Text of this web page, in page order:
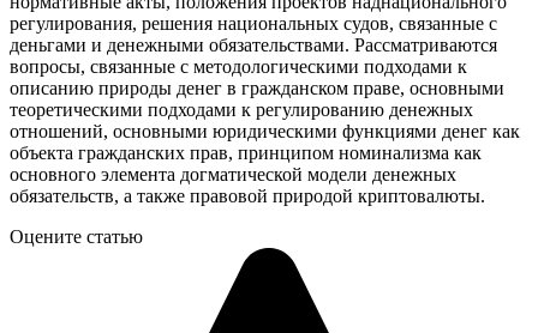
регулирования, решения национальных судов, связанные с
деньгами и денежными обязательствами. Рассматриваются
вопросы, связанные с методологическими подходами к
описанию природы денег в гражданском праве, основными
теоретическими подходами к регулированию денежных
отношений, основными юридическими функциями денег как
объекта гражданских прав, принципом номинализма как
основного элемента догматической модели денежных
обязательств, а также правовой природой криптовалюты.
Оцените статью